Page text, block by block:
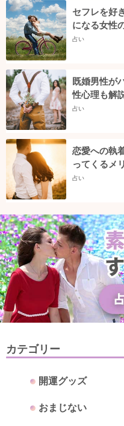
セフレを好
になる女性
占い
既婚男性が
性心理も解
占い
恋愛への執
ってくるメ
占い
カテゴリー
開運グッズ
おまじない